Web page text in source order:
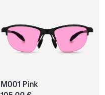
M001 Pink